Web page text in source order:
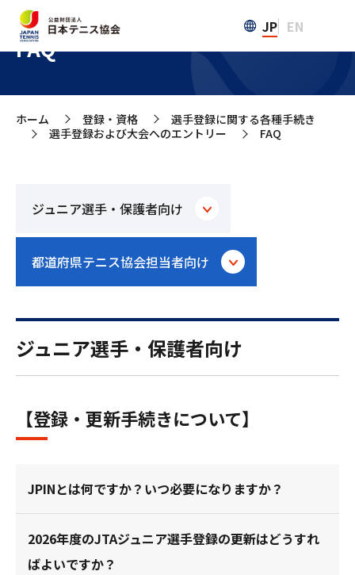
JP EN
FAQ
ホーム >
登録・資格 >
選手登録に関する各種手続き
>
選手登録および大会へのエントリー >
FAQ
ジュニア選手・保護者向け
都道府県テニス協会担当者向け
ジュニア選手・保護者向け
【登録・更新手続きについて】
JPINとは何ですか？いつ必要になりますか？
2026年度のJTAジュニア選手登録の更新はどうすれ
ばよいですか？